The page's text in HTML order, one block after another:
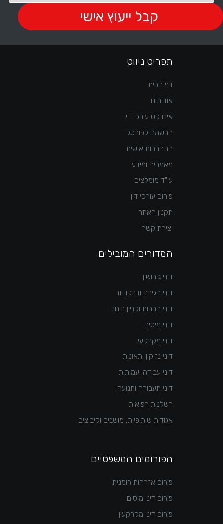
תפריט ניווט
דף הבית
אודותינו
אינדקס עורכי דין
הרשמה לפורטל
התחברות אישית
מאמרים ומידע
עו"ד מומלצים
פורום עורכי דין
תקנון האתר
יצירת קשר
המדורים המובילים
דיני גירושין
דיני הגירה ודרכון זר
דיני חברות וקניין רוחני
דיני מיסים
דיני מקרקעין
דיני נזיקין ותאונות
דיני עבודה ועמותות
דיני תעבורה ותנועה
רשלנות רפואית
אגודות שיתופיות, מושבים וקיבוצים
הפורומים המשפטיים
פורום אזרחות רומנית
פורום דיני מיסים
פורום דיני מקרקעין